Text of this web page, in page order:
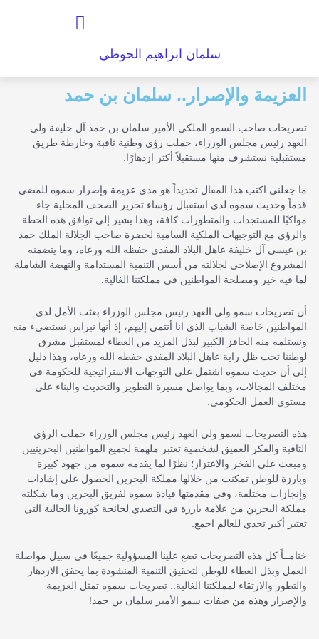
سلمان ابراهيم الحوطي
القائمة
العزيمة والإصرار.. سلمان بن حمد
تصريحات صاحب السمو الملكي الأمير سلمان بن حمد آل خليفة ولي
العهد رئيس مجلس الوزراء، حملت رؤى وطنية ثاقبة وخارطة طريق
مستقبلية نستشرف منها مستقبلاً أكثر ازدهارًا.
ما جعلني اكتب هذا المقال تحديداً هو مدى عزيمة وإصرار سموه للمضي
قدماً وحديث سموه لدى استقبال رؤساء تحرير الصحف المحلية جاء
مواكبًا للمستجدات والمتطورات كافة، وهذا يشير إلى توافق هذه الخطة
والرؤى مع التوجيهات الملكية السامية لحضرة صاحب الجلالة الملك حمد
بن عيسى آل خليفة عاهل البلاد المفدى حفظه الله ورعاه، وما يتضمنه
المشروع الإصلاحي لجلالته من أسس التنمية المستدامة والنهضة الشاملة
لما فيه خير ومصلحة المواطنين في مملكتنا الغالية.
أن تصريحات سمو ولي العهد رئيس مجلس الوزراء بعثت الأمل لدى
المواطنين خاصة الشباب الذي انا أنتمي إليهم، إذ أنها نبراس نستضيء منه
ونستلمه منه الحافز الكبير لبذل المزيد من العطاء لمستقبل مشرق
لوطننا تحت ظل راية عاهل البلاد المفدى حفظه الله ورعاه، وهذا دليل
إلى أن حديث سموه اشتمل على التوجهات الاستراتيجية للحكومة في
مختلف المجالات، وبما يواصل مسيرة التطوير والتحديث والبناء على
مستوى العمل الحكومي.
هذه التصريحات لسمو ولي العهد رئيس مجلس الوزراء حملت الرؤى
الثاقبة والفكر العميق لشخصية تعتبر ملهمة لجميع المواطنين البحرينيين
ومبعث على الفخر والاعتزاز؛ نظرًا لما يقدمه سموه من جهود كبيرة
وبارزة للوطن تمكنت من خلالها مملكة البحرين الحصول على إشادات
وإنجازات مختلفة، وفي مقدمتها قيادة سموه لفريق البحرين وما شكلته
مملكة البحرين من علامة بارزة في التصدي لجائحة كورونا الحالية التي
تعتبر أكبر تحدي للعالم اجمع.
ختامــاً كل هذه التصريحات تضع علينا المسؤولية جميعًا في سبيل مواصلة
العمل وبذل العطاء للوطن لتحقيق التنمية المنشودة بما يحقق الازدهار
والتطور والارتقاء لمملكتنا الغالية.. تصريحات سموه تمثل العزيمة
والإصرار وهذه من صفات سمو الأمير سلمان بن حمد!